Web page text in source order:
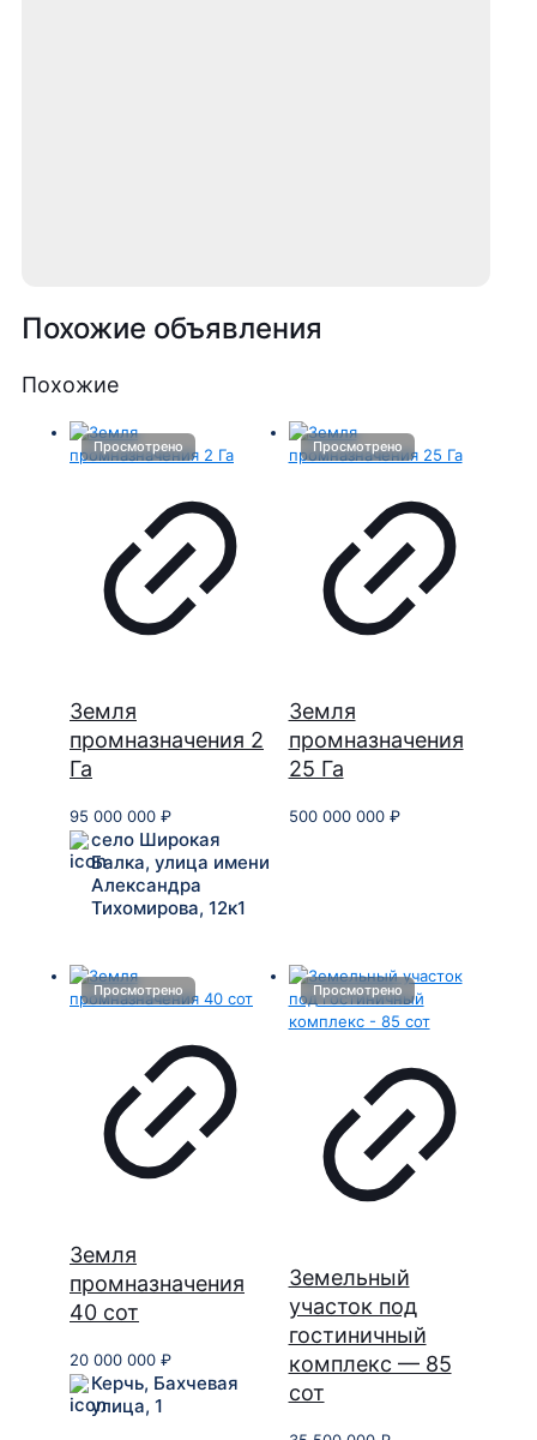
Похожие объявления
Похожие
Земля
промназначения 2
Га
95 000 000 ₽
село Широкая
Балка, улица имени
Александра
Тихомирова, 12к1
Земля
промназначения
25 Га
500 000 000 ₽
Земля
промназначения
40 сот
20 000 000 ₽
Керчь, Бахчевая
улица, 1
Земельный
участок под
гостиничный
комплекс — 85
сот